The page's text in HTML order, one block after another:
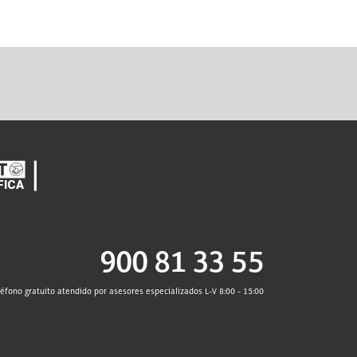
900 81 33 55
gratuito atendido por asesores especializados L-V 8:00 - 15:00